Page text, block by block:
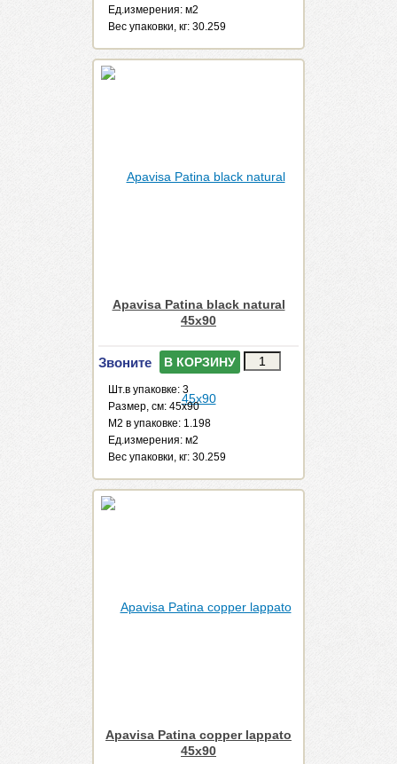
Ед.измерения: м2
Веc упаковки, кг: 30.259
Apavisa Patina black natural
45x90
Звоните В КОРЗИНУ
Шт.в упаковке: 3
Размер, см: 45x90
М2 в упаковке: 1.198
Ед.измерения: м2
Веc упаковки, кг: 30.259
Apavisa Patina copper lappato
45x90